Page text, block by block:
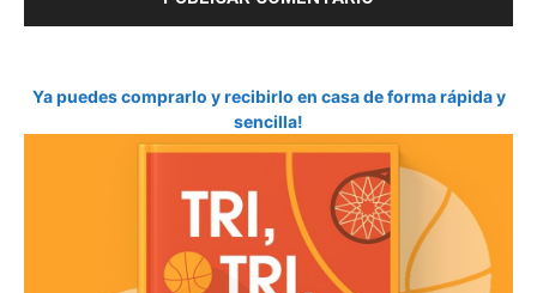
Ya puedes comprarlo y recibirlo en casa de forma rápida y
sencilla!